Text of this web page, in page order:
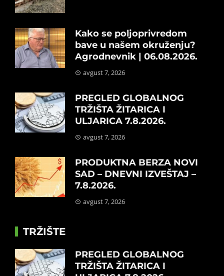
Kako se poljoprivredom
bave u našem okruženju?
Agrodnevnik | 06.08.2026.
avgust 7, 2026
PREGLED GLOBALNOG
TRŽIŠTA ŽITARICA I
ULJARICA 7.8.2026.
avgust 7, 2026
PRODUKTNA BERZA NOVI
SAD – DNEVNI IZVEŠTAJ –
7.8.2026.
avgust 7, 2026
TRŽIŠTE
PREGLED GLOBALNOG
TRŽIŠTA ŽITARICA I